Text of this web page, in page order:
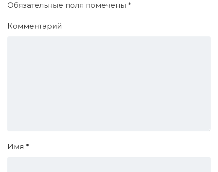
Обязательные поля помечены *
Комментарий
Имя *